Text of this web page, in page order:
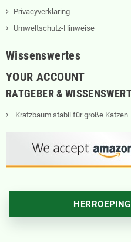
Privacyverklaring
Umweltschutz-Hinweise
Wissenswertes
YOUR ACCOUNT
RATGEBER &
Kratzbaum stabil für große Katzen